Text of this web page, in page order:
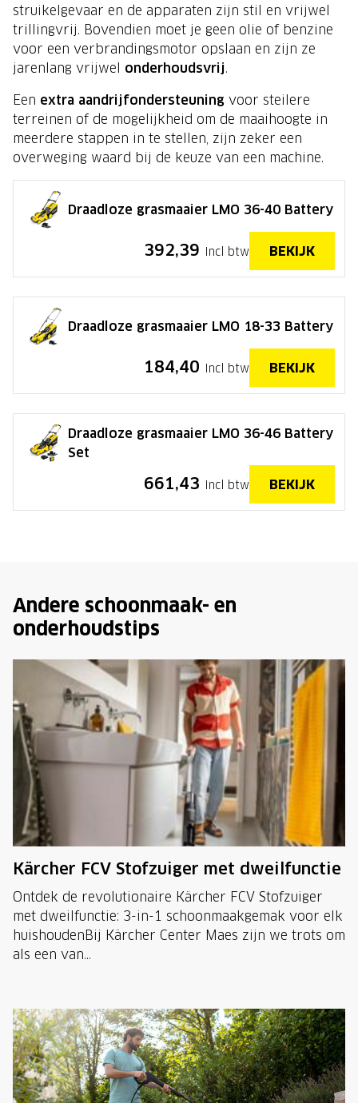
struikelgevaar en de apparaten zijn stil en vrijwel
trillingvrij. Bovendien moet je geen olie of benzine
voor een verbrandingsmotor opslaan en zijn ze
jarenlang vrijwel onderhoudsvrij.
Een extra aandrijfondersteuning voor steilere
terreinen of de mogelijkheid om de maaihoogte in
meerdere stappen in te stellen, zijn zeker een
overweging waard bij de keuze van een machine.
Draadloze grasmaaier LMO 36-40 Battery
392,39 Incl btw BEKIJK
Draadloze grasmaaier LMO 18-33 Battery
184,40 Incl btw BEKIJK
Draadloze grasmaaier LMO 36-46 Battery
Set
661,43 Incl btw BEKIJK
Andere schoonmaak- en
onderhoudstips
Kärcher FCV Stofzuiger met dweilfunctie
Ontdek de revolutionaire Kärcher FCV Stofzuiger
met dweilfunctie: 3-in-1 schoonmaakgemak voor elk
huishoudenBij Kärcher Center Maes zijn we trots om
als een van...